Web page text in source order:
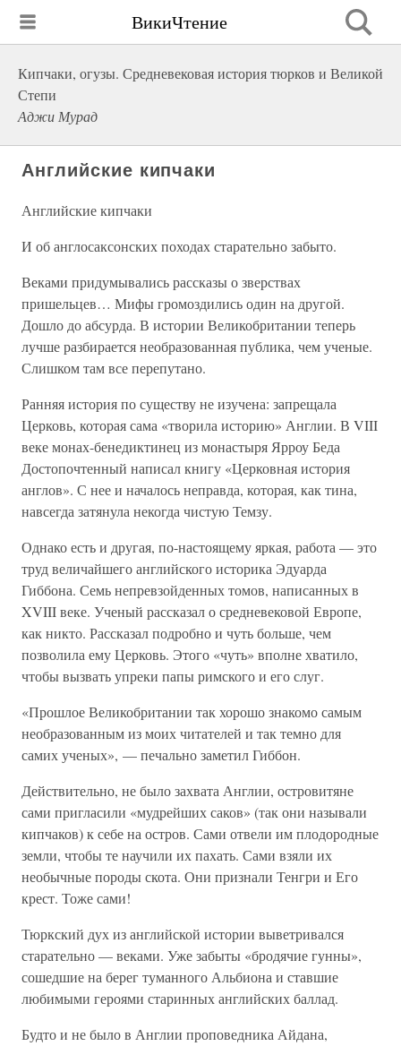
ВикиЧтение
Кипчаки, огузы. Средневековая история тюрков и Великой
Степи
Аджи Мурад
Английские кипчаки
Английские кипчаки
И об англосаксонских походах старательно забыто.
Веками придумывались рассказы о зверствах
пришельцев… Мифы громоздились один на другой.
Дошло до абсурда. В истории Великобритании теперь
лучше разбирается необразованная публика, чем ученые.
Слишком там все перепутано.
Ранняя история по существу не изучена: запрещала
Церковь, которая сама «творила историю» Англии. В VIII
веке монах-бенедиктинец из монастыря Ярроу Беда
Достопочтенный написал книгу «Церковная история
англов». С нее и началось неправда, которая, как тина,
навсегда затянула некогда чистую Темзу.
Однако есть и другая, по-настоящему яркая, работа — это
труд величайшего английского историка Эдуарда
Гиббона. Семь непревзойденных томов, написанных в
XVIII веке. Ученый рассказал о средневековой Европе,
как никто. Рассказал подробно и чуть больше, чем
позволила ему Церковь. Этого «чуть» вполне хватило,
чтобы вызвать упреки папы римского и его слуг.
«Прошлое Великобритании так хорошо знакомо самым
необразованным из моих читателей и так темно для
самих ученых», — печально заметил Гиббон.
Действительно, не было захвата Англии, островитяне
сами пригласили «мудрейших саков» (так они называли
кипчаков) к себе на остров. Сами отвели им плодородные
земли, чтобы те научили их пахать. Сами взяли их
необычные породы скота. Они признали Тенгри и Его
крест. Тоже сами!
Тюркский дух из английской истории выветривался
старательно — веками. Уже забыты «бродячие гунны»,
сошедшие на берег туманного Альбиона и ставшие
любимыми героями старинных английских баллад.
Будто и не было в Англии проповедника Айдана,